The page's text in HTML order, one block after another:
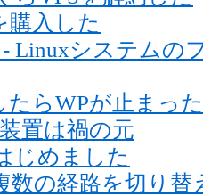
購入した
- Linuxシステム
たらWPが止まった
置は禍の元
じめました
数の経路を切り替